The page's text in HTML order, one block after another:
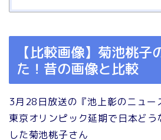
【比較画像】菊池桃子
た！昔の画像と比較
3月28日放送の『池上彰のニュ
東京オリンピック延期で日本ど
した菊池桃子さん